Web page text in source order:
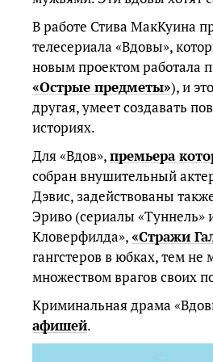
В работе Стива МакКуина
телесериала «Вдовы»,
новым проектом работала
«Острые предметы»), и
другая, умеет создавать
историях.
Для «Вдов»,премьера
собран внушительный
Дэвис, задействованы
Эриво (сериалы
Кловерфилда»,«Стражи
гангстеров в юбках, тем не
множеством врагов своих
Криминальная драма
афишей.